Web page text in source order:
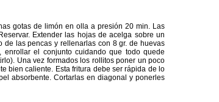
gotas de limón en olla a presión 20 min. Las
Extender las hojas de acelga sobre un
de las pencas y rellenarlas con 8 gr. de huevas
el conjunto cuidando que todo quede
Una vez formados los rollitos poner un poco
bien caliente. Esta fritura debe ser rápida de lo
absorbente. Cortarlas en diagonal y ponerles